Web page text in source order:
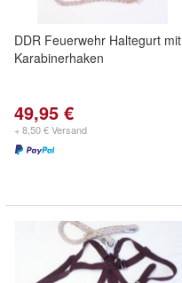
DDR Feuerwehr Haltegurt mit
Karabinerhaken
49,95 €
+ 8,50 € Versand